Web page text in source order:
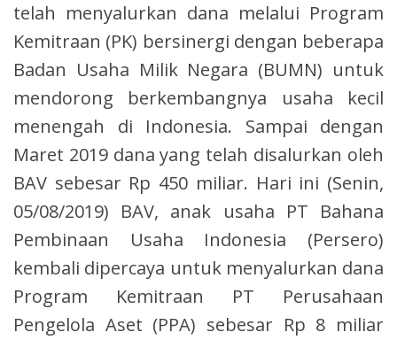
telah menyalurkan dana melalui Program
Kemitraan (PK) bersinergi dengan beberapa
Badan Usaha Milik Negara (BUMN) untuk
mendorong berkembangnya usaha kecil
menengah di Indonesia. Sampai dengan
Maret 2019 dana yang telah disalurkan oleh
BAV sebesar Rp 450 miliar. Hari ini (Senin,
05/08/2019) BAV, anak usaha PT Bahana
Pembinaan Usaha Indonesia (Persero)
kembali dipercaya untuk menyalurkan dana
Program Kemitraan PT Perusahaan
Pengelola Aset (PPA) sebesar Rp 8 miliar